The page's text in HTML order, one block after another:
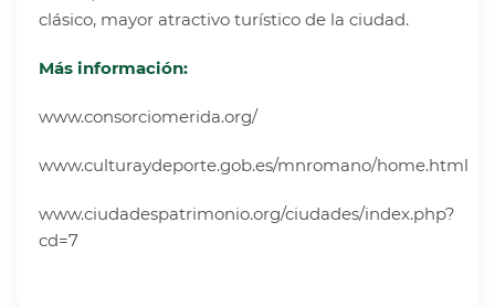
clásico, mayor atractivo turístico de la ciudad.
Más información:
www.consorciomerida.org/
www.culturaydeporte.gob.es/mnromano/home.html
www.ciudadespatrimonio.org/ciudades/index.php?
cd=7